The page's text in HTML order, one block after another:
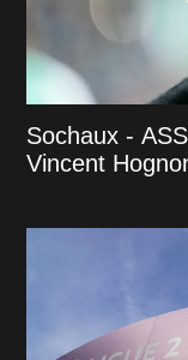
Sochaux -
Vincent